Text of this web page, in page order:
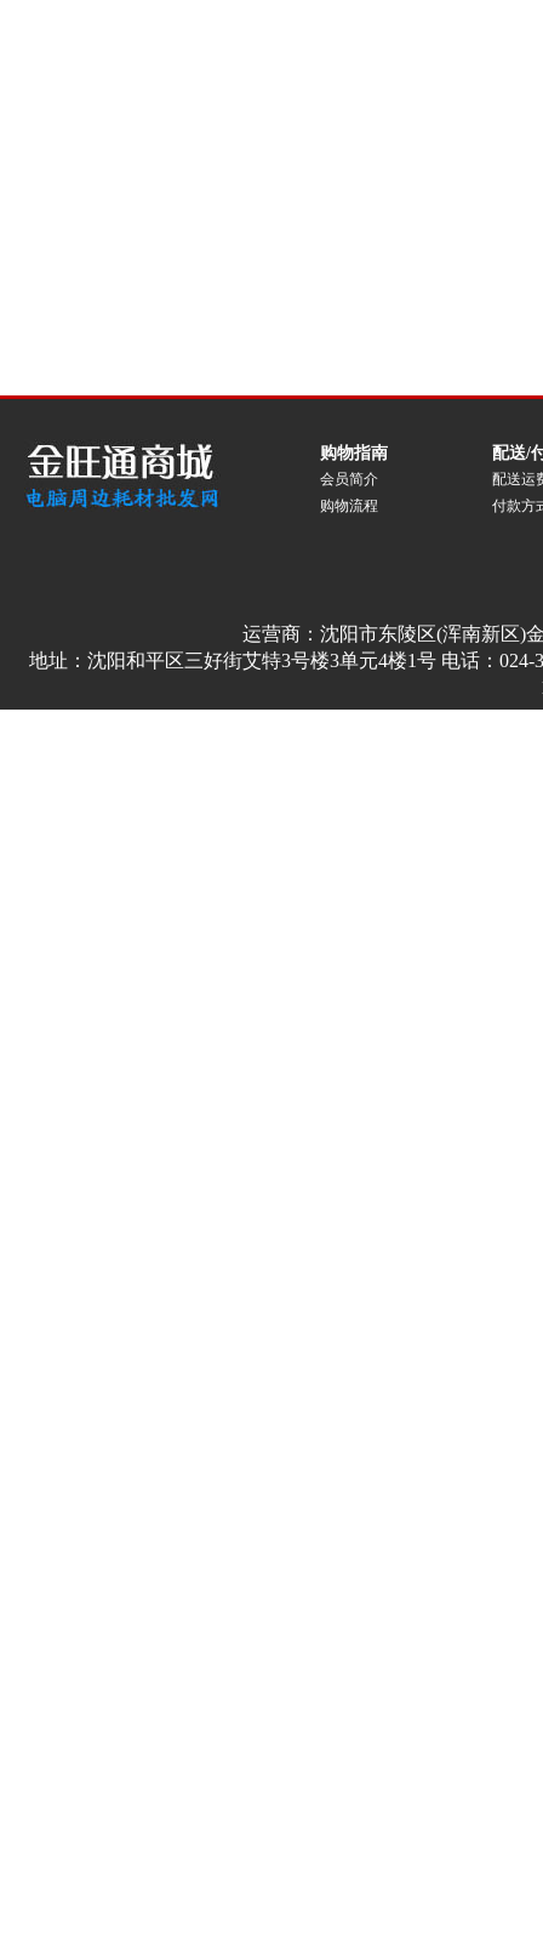
购物指南
会员简介
购物流程
配送/
配送运
付款方
运营商：沈阳市东陵区(浑南新区)
地址：沈阳和平区三好街艾特3号楼3单元4楼1号 电话：024-